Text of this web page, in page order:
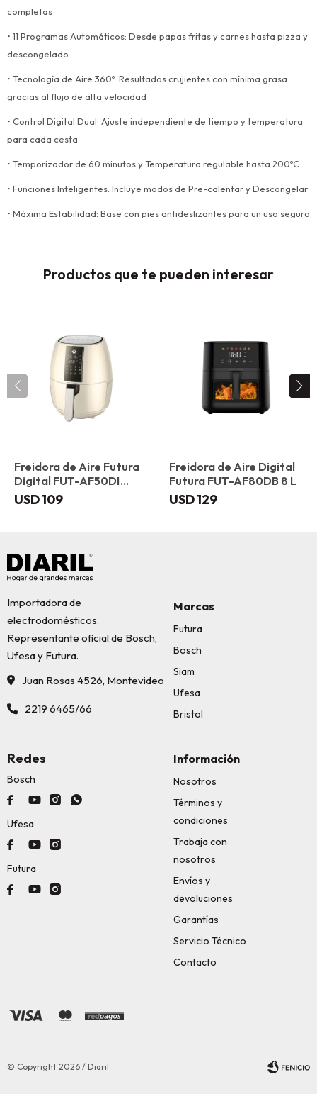
completas
• 11 Programas Automáticos: Desde papas fritas y carnes hasta pizza y
descongelado
• Tecnología de Aire 360º: Resultados crujientes con mínima grasa
gracias al flujo de alta velocidad
• Control Digital Dual: Ajuste independiente de tiempo y temperatura
para cada cesta
• Temporizador de 60 minutos y Temperatura regulable hasta 200ºC
• Funciones Inteligentes: Incluye modos de Pre-calentar y Descongelar
• Máxima Estabilidad: Base con pies antideslizantes para un uso seguro
Productos que te pueden interesar
Freidora de Aire Futura
Digital FUT-AF50DI
Marfil
USD109
Freidora de Aire Digital
Futura FUT-AF80DB 8 L
USD129
Importadora de
electrodomésticos.
Representante oficial de Bosch,
Ufesa y Futura.
Juan Rosas 4526, Montevideo
2219 6465/66
Marcas
Futura
Bosch
Siam
Ufesa
Bristol
Información
Nosotros
Términos y
condiciones
Trabaja con
nosotros
Envíos y
devoluciones
Garantías
Servicio Técnico
Contacto
Redes
Bosch
   
Ufesa
  
Futura
  
© Copyright 2026 / Diaril